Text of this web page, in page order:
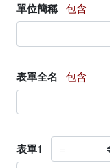
單位簡稱 包含
表單全名 包含
表單1